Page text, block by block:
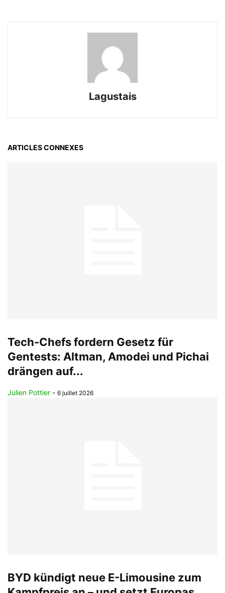
Lagustais
ARTICLES CONNEXES
Tech-Chefs fordern Gesetz für
Gentests: Altman, Amodei und Pichai
drängen auf...
Julien Pottier - 6 juillet 2026
BYD kündigt neue E-Limousine zum